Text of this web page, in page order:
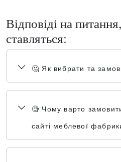
Відповіді на
ставляться:
🤔 Як вибрати та
🧐 Чому варто
сайті меблевої